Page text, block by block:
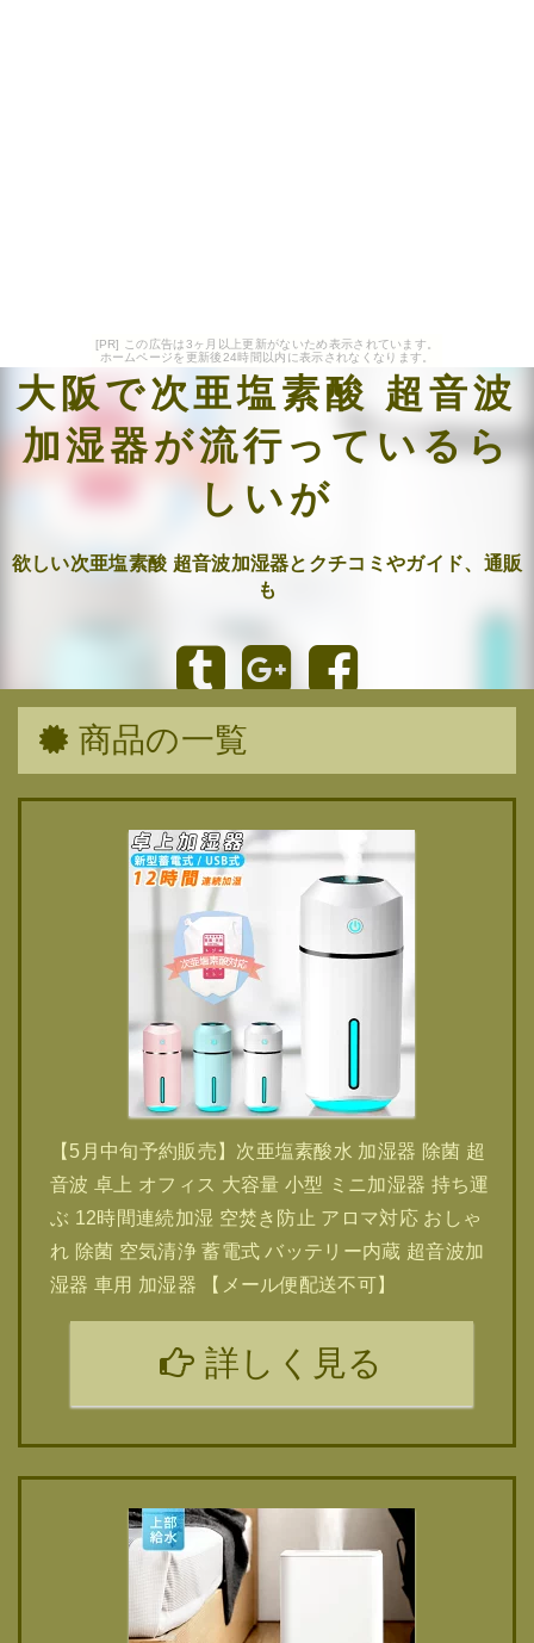
[PR] この広告は3ヶ月以上更新がないため表示されています。
ホームページを更新後24時間以内に表示されなくなります。
大阪で次亜塩素酸 超音波
加湿器が流行っているら
しいが
欲しい次亜塩素酸 超音波加湿器とクチコミやガイド、通販
も
商品の一覧
【5月中旬予約販売】次亜塩素酸水 加湿器 除菌 超
音波 卓上 オフィス 大容量 小型 ミニ加湿器 持ち運
ぶ 12時間連続加湿 空焚き防止 アロマ対応 おしゃ
れ 除菌 空気清浄 蓄電式 バッテリー内蔵 超音波加
湿器 車用 加湿器 【メール便配送不可】
詳しく見る